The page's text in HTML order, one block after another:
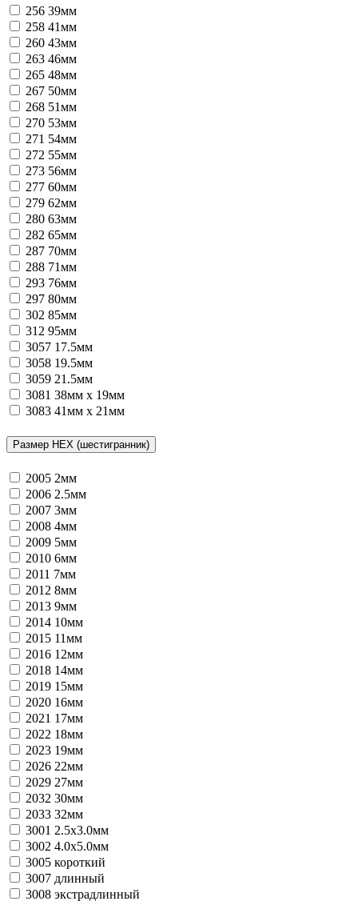
256 39мм
258 41мм
260 43мм
263 46мм
265 48мм
267 50мм
268 51мм
270 53мм
271 54мм
272 55мм
273 56мм
277 60мм
279 62мм
280 63мм
282 65мм
287 70мм
288 71мм
293 76мм
297 80мм
302 85мм
312 95мм
3057 17.5мм
3058 19.5мм
3059 21.5мм
3081 38мм x 19мм
3083 41мм x 21мм
Размер HEX (шестигранник)
2005 2мм
2006 2.5мм
2007 3мм
2008 4мм
2009 5мм
2010 6мм
2011 7мм
2012 8мм
2013 9мм
2014 10мм
2015 11мм
2016 12мм
2018 14мм
2019 15мм
2020 16мм
2021 17мм
2022 18мм
2023 19мм
2026 22мм
2029 27мм
2032 30мм
2033 32мм
3001 2.5х3.0мм
3002 4.0х5.0мм
3005 короткий
3007 длинный
3008 экстрадлинный